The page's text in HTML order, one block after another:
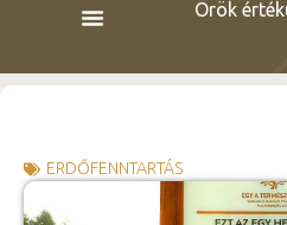
Örök
ERDŐFENNTARTÁS